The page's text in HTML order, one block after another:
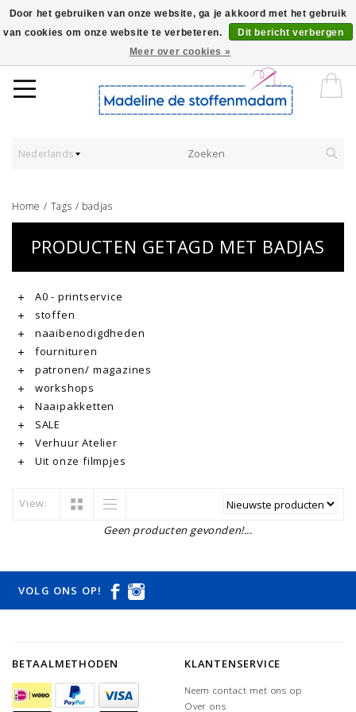
Worldwide Shipping - Onze stoffen worden verkocht per 10 cm.
Nederlands
Home / Tags / badjas
PRODUCTEN GETAGD MET BADJAS
A0 - printservice
stoffen
naaibenodigdheden
fournituren
patronen/ magazines
workshops
Naaipakketten
SALE
Verhuur Atelier
Uit onze filmpjes
View:
Geen producten gevonden!...
VOLG ONS OP!
BETAALMETHODEN KLANTENSERVICE
Neem contact met ons op
Over ons
Door het gebruiken van onze website, ga je akkoord met het gebruik
van cookies om onze website te verbeteren.
Dit bericht verbergen
Meer over cookies »